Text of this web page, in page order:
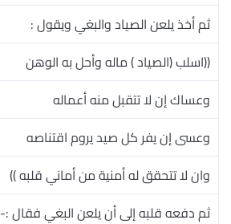
ثم أخذ يلعن الصياد والبغي ويقول :
((اسلب (الصياد ) ماله وأحل به الوهن
وعساك إن لا تتقبل منه أعماله
وعسى إن يفر كل صيد يروم اقتناصه
وان لا تتحقق له أمنية من أماني قلبه ))
ثم دفعه قلبه إلى أن يلعن البغي فقال :-